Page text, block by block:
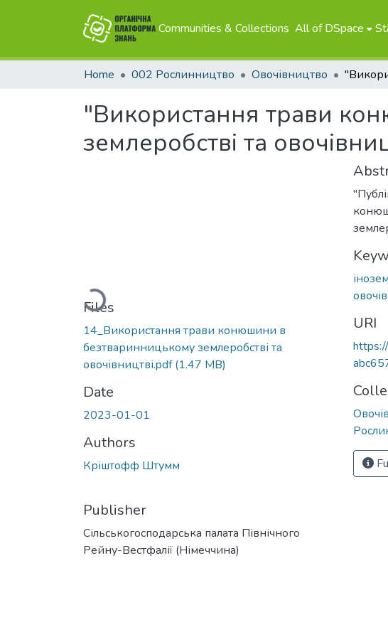
Communities & Collections All of DSpace
Home 002 Рослинництво Овочівництво
"Використання трави
землеробстві та
Loading...
Files
14_Використання трави конюшини в
безтваринницькому землеробстві та
овочівництві.pdf(1.47 MB)
Date
2023-01-01
Authors
Кріштофф Штумм
Publisher
Сільськогосподарська палата Північного
Рейну-Вестфалії (Німеччина)
URI